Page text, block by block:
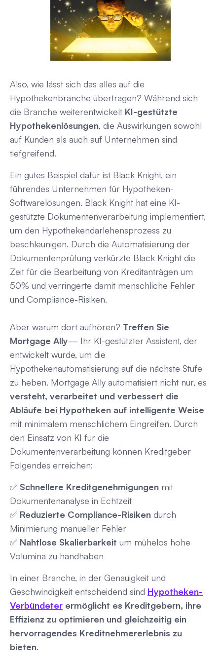
Also, wie lässt sich das alles auf die
Hypothekenbranche übertragen? Während sich
die Branche weiterentwickelt KI-gestützte
Hypothekenlösungen, die Auswirkungen sowohl
auf Kunden als auch auf Unternehmen sind
tiefgreifend.
Ein gutes Beispiel dafür ist Black Knight, ein
führendes Unternehmen für Hypotheken-
Softwarelösungen. Black Knight hat eine KI-
gestützte Dokumentenverarbeitung implementiert,
um den Hypothekendarlehensprozess zu
beschleunigen. Durch die Automatisierung der
Dokumentenprüfung verkürzte Black Knight die
Zeit für die Bearbeitung von Kreditanträgen um
50% und verringerte damit menschliche Fehler
und Compliance-Risiken.
Aber warum dort aufhören? Treffen Sie
Mortgage Ally— Ihr KI-gestützter Assistent, der
entwickelt wurde, um die
Hypothekenautomatisierung auf die nächste Stufe
zu heben. Mortgage Ally automatisiert nicht nur, es
versteht, verarbeitet und verbessert die
Abläufe bei Hypotheken auf intelligente Weise
mit minimalem menschlichem Eingreifen. Durch
den Einsatz von KI für die
Dokumentenverarbeitung können Kreditgeber
Folgendes erreichen:
✅ Schnellere Kreditgenehmigungen mit
Dokumentenanalyse in Echtzeit
✅ Reduzierte Compliance-Risiken durch
Minimierung manueller Fehler
✅ Nahtlose Skalierbarkeit um mühelos hohe
Volumina zu handhaben
In einer Branche, in der Genauigkeit und
Geschwindigkeit entscheidend sind Hypotheken-
Verbündeter ermöglicht es Kreditgebern, ihre
Effizienz zu optimieren und gleichzeitig ein
hervorragendes Kreditnehmererlebnis zu
bieten.